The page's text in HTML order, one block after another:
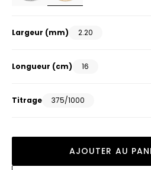
Largeur (mm) 2.20
Longueur (cm) 16
Titrage 375/1000
AJOUTER AU